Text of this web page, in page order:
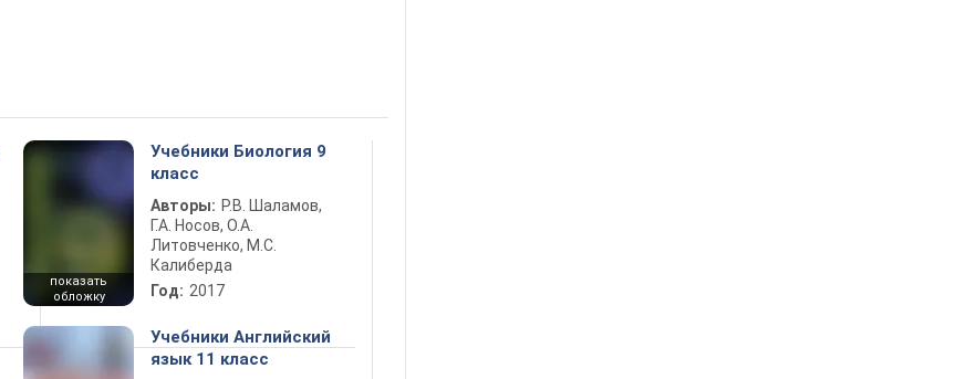
показать
обложку
Учебники Биология 9
класс
Авторы: Р.В. Шаламов,
Г.А. Носов, О.А.
Литовченко, М.С.
Калиберда
Год: 2017
Учебники Английский
язык 11 класс